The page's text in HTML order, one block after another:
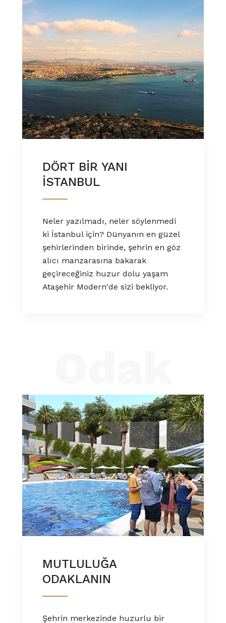
DÖRT BIR YANI
ISTANBUL
Neler yazılmadı, neler söylenmedi
ki İstanbul için? Dünyanın en güzel
şehirlerinden birinde, şehrin en göz
alıcı manzarasına bakarak
geçireceğiniz huzur dolu yaşam
Ataşehir Modern'de sizi bekliyor.
MUTLULUĞA
ODAKLANIN
Şehrin merkezinde huzurlu bir